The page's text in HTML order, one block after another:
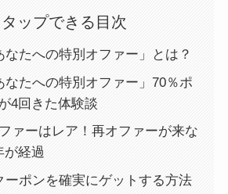
タップできる目次
なたへの特別オファー」とは？
なたへの特別オファー」70％ポ
4回きた体験談
ァーはレア！再オファーが来な
が経過
ーポンを確実にゲットする方法